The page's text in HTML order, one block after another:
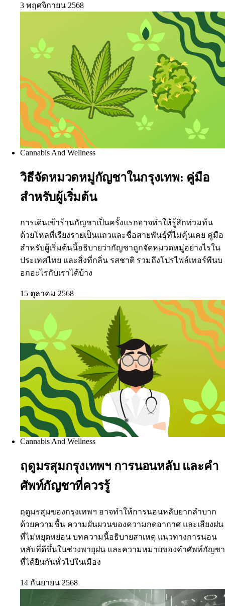
3 พฤศจิกายน 2568
Cannabis And Wellness
วิธีจัดหมวดหมู่กัญชาในกรุงเทพ: คู่มือ
สำหรับผู้เริ่มต้น
การเดินเข้าร้านกัญชาเป็นครั้งแรกอาจทำให้รู้สึกท่วมท้น
ด้วยโหลที่เรียงรายเป็นแถวและชื่อสายพันธุ์ที่ไม่คุ้นเคย คู่มือ
สำหรับผู้เริ่มต้นนี้อธิบายว่ากัญชาถูกจัดหมวดหมู่อย่างไรใน
ประเทศไทย และสิ่งที่กลิ่น รสชาติ รวมถึงโปรไฟล์เทอร์พีนบ
อกอะไรกับเราได้บ้าง
15 ตุลาคม 2568
Cannabis And Wellness
ฤดูมรสุมกรุงเทพฯ การนอนหลับ และคำ
ศัพท์กัญชาที่ควรรู้
ฤดูมรสุมของกรุงเทพฯ อาจทำให้การนอนหลับยากลำบาก
ด้วยความชื้น ความผันผวนของความกดอากาศ และเสียงฝน
ที่ไม่หยุดหย่อน บทความนี้อธิบายสาเหตุ แนวทางการนอน
หลับที่ดีขึ้นในช่วงพายุฝน และความหมายของคำศัพท์กัญชา
ที่ได้ยินกันทั่วไปในเมือง
14 กันยายน 2568